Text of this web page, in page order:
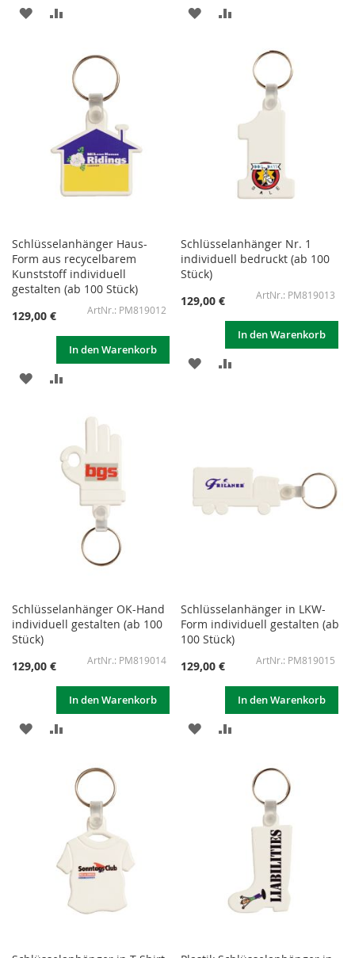
ZUR
HINZUFÜGEN
HINZUFÜGEN
ZUR
HINZUFÜGENHINZUFÜGEN
Schlüsselanhänger Haus-
Form aus recycelbarem
Kunststoff individuell
gestalten (ab 100 Stück)
129,00 €
PM819012
In den Warenkorb
ZUR
HINZUFÜGEN
Schlüsselanhänger Nr. 1
individuell bedruckt (ab 100
Stück)
129,00 €
PM819013
In den Warenkorb
ZUR
Schlüsselanhänger OK-Hand
individuell gestalten (ab 100
Stück)
129,00 €
PM819014
In den Warenkorb
ZUR
HINZUFÜGEN
HINZUFÜGEN
Schlüsselanhänger in LKW-
Form individuell gestalten (ab
100 Stück)
129,00 €
PM819015
In den Warenkorb
ZUR
HINZUFÜGENHINZUFÜGEN